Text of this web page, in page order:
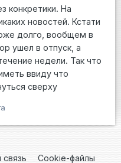
конкретики. На
новостей. Кстати
долго, вообщем в
ушел в отпуск, а
недели. Так что
ввиду что
сверху
Cookie-файлы